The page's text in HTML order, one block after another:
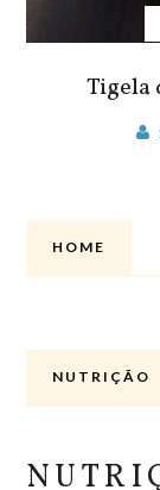
Tigela
HOME
NUTRIÇÃO